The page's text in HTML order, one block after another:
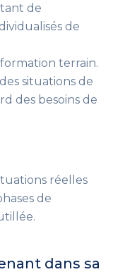
de
de
terrain.
situations de
des besoins de
réelles
de
dans sa